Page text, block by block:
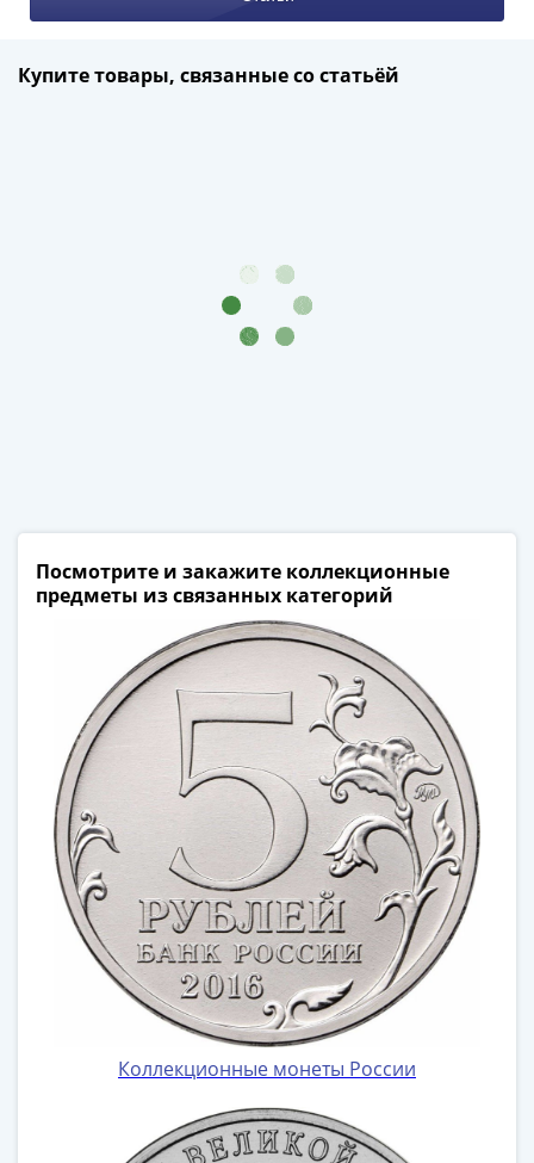
Купите товары, связанные со статьёй
Посмотрите и закажите коллекционные
предметы из связанных категорий
Коллекционные монеты России